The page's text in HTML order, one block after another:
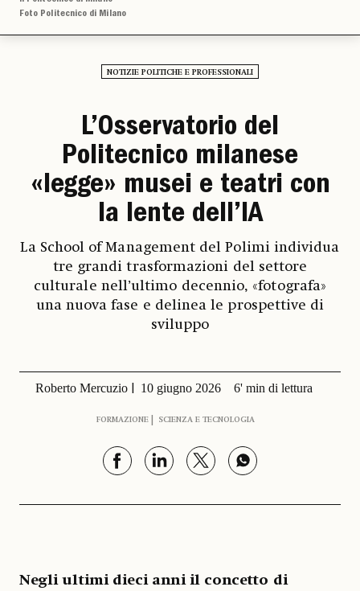
Foto Politecnico di Milano
NOTIZIE POLITICHE E PROFESSIONALI
L’Osservatorio del
Politecnico milanese
«legge» musei e teatri con
la lente dell’IA
La School of Management del Polimi individua
tre grandi trasformazioni del settore
culturale nell’ultimo decennio, «fotografa»
una nuova fase e delinea le prospettive di
sviluppo
Roberto Mercuzio 10 giugno 2026 6' min di lettura
FORMAZIONE SCIENZA E TECNOLOGIA
Negli ultimi dieci anni il concetto di